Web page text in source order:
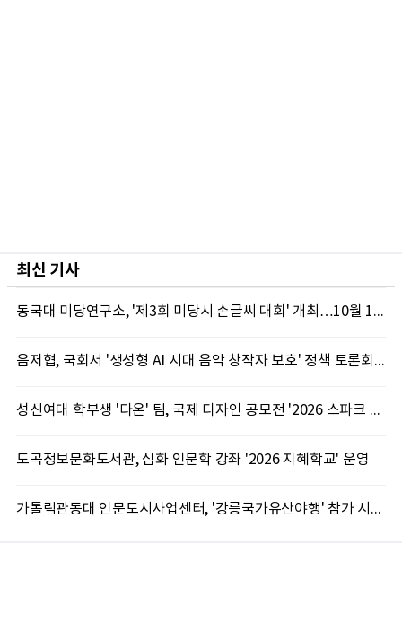
최신 기사
동국대 미당연구소, '제3회 미당시 손글씨 대회' 개최…10월 12일까지 접수
음저협, 국회서 '생성형 AI 시대 음악 창작자 보호' 정책 토론회 10일 개최
성신여대 학부생 '다온' 팀, 국제 디자인 공모전 '2026 스파크 어워드' 동상 수상
도곡정보문화도서관, 심화 인문학 강좌 '2026 지혜학교' 운영
가톨릭관동대 인문도시사업센터, '강릉국가유산야행' 참가 시민 15명 모집